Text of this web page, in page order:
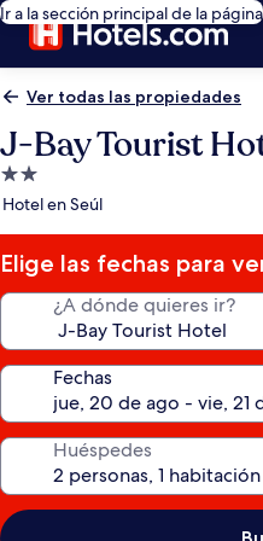
Ir a la sección principal de la página
Ver todas las propiedades
J-Bay Tourist
Propiedad
de
estrellas
Hotel en Seúl
Elige las fechas para
¿A dónde quieres ir?
Fechas
Huéspedes